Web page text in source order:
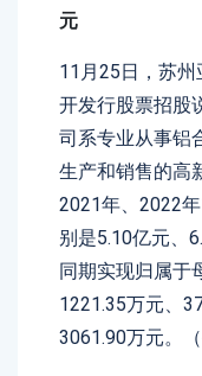
元
11月25日，苏
开发行股票招股
司系专业从事铝
生产和销售的高
2021年、2022
别是5.10亿元、
同期实现归属于
1221.35万元、
3061.90万元。